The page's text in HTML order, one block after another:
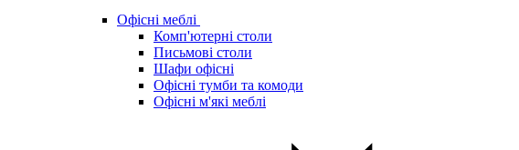
Офісні меблі
Комп'ютерні столи
Письмові столи
Шафи офісні
Офісні тумби та комоди
Офісні м'які меблі